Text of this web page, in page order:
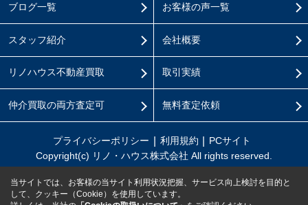
ブログ一覧
スタッフ紹介
リノハウス不動産買取
仲介買取の両方査定可
お客様の声一覧
会社概要
取引実績
無料査定依頼
プライバシーポリシー 利用規約
PCサイト
Copyright(c) リノ・ハウス株式会社 All rights reserved.
当サイトでは、お客様の当サイト利用状況把握、サービス向上検討を目的と
して、クッキー（Cookie）を使用しています。